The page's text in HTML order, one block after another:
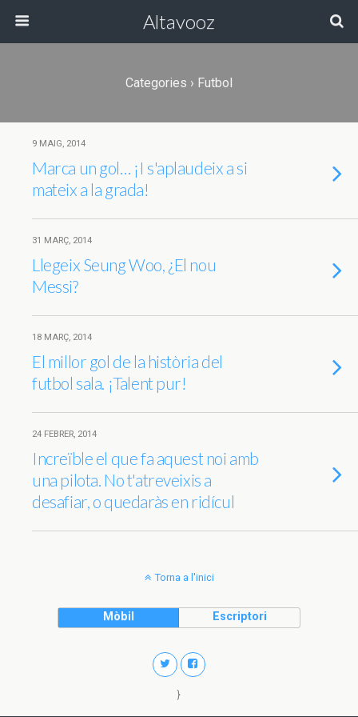
Altavooz
Categories › Futbol
9 MAIG, 2014
Marca un gol… ¡I s'aplaudeix a si
mateix a la grada!
31 MARÇ, 2014
Llegeix Seung Woo, ¿El nou
Messi?
18 MARÇ, 2014
El millor gol de la història del
futbol sala. ¡Talent pur!
24 FEBRER, 2014
Increïble el que fa aquest noi amb
una pilota. No t'atreveixis a
desafiar, o quedaràs en ridícul
Torna a l'inici
Mòbil Escriptori
}